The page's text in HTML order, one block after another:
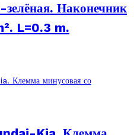
Наконечник
L=0.3 m.